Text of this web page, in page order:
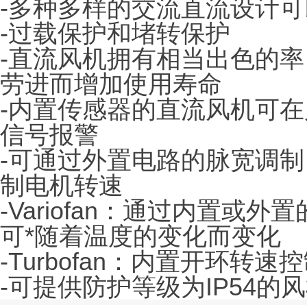
-多种多样的交流直流设计
-过载保护和堵转保护
-直流风机拥有相当出色的
劳进而增加使用寿命
-内置传感器的直流风机可
信号报警
-可通过外置电路的脉宽调
制电机转速
-Variofan：通过内置或外
可*随着温度的变化而变化
-Turbofan：内置开环转速
-可提供防护等级为IP54的